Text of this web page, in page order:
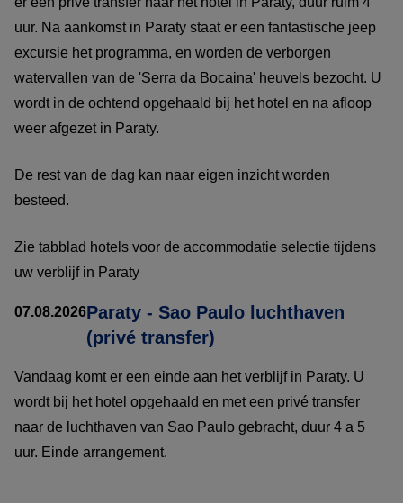
uur. Na aankomst in Paraty staat er een fantastische jeep
excursie het programma, en worden de verborgen
watervallen van de 'Serra da Bocaina' heuvels bezocht. U
wordt in de ochtend opgehaald bij het hotel en na afloop
weer afgezet in Paraty.
De rest van de dag kan naar eigen inzicht worden
besteed.
Zie tabblad hotels voor de accommodatie selectie tijdens
uw verblijf in Paraty
07.08.2026Paraty - Sao Paulo luchthaven
(privé transfer)
Vandaag komt er een einde aan het verblijf in Paraty. U
wordt bij het hotel opgehaald en met een privé transfer
naar de luchthaven van Sao Paulo gebracht, duur 4 a 5
uur. Einde arrangement.